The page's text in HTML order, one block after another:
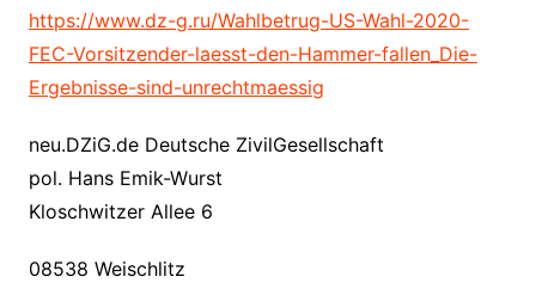
https://www.dz-g.ru/Wahlbetrug-US-Wahl-2020-
FEC-Vorsitzender-laesst-den-Hammer-fallen_Die-
Ergebnisse-sind-unrechtmaessig
neu.DZiG.de Deutsche ZivilGesellschaft
pol. Hans Emik-Wurst
Kloschwitzer Allee 6
08538 Weischlitz